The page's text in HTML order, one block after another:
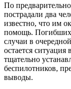
По
пострадали два
известно, что им
помощь.
случаи в
остается
тщательно
беспилотников,
выводы.